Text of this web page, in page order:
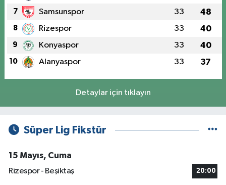
7 Samsunspor 33 48
8 Rizespor 33 40
9 Konyaspor 33 40
10 Alanyaspor 33 37
Detaylar için tıklayın
Süper Lig Fikstür
15 Mayıs, Cuma
Rizespor - Beşiktaş
20:00